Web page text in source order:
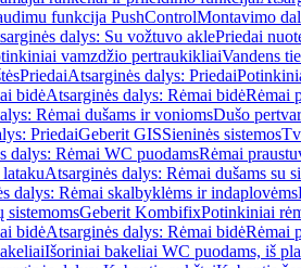
funkcija PushControlMontavimo
dalys: Su vožtuvo aklePriedai
vamzdžio pertraukikliaiVandens
PriedaiAtsarginės dalys: Priedai
bidėAtsarginės dalys: Rėmai bidėRėmai
Rėmai dušams ir voniomsDušo
PriedaiGeberit GISSieninės sistemos
dalys: Rėmai WC puodamsRėmai
Atsarginės dalys: Rėmai dušams su
dalys: Rėmai skalbyklėms ir indaplovėms
sistemomsGeberit KombifixPotinkiniai
bidėAtsarginės dalys: Rėmai bidėRėmai
Išoriniai bakeliai WC puodams, iš